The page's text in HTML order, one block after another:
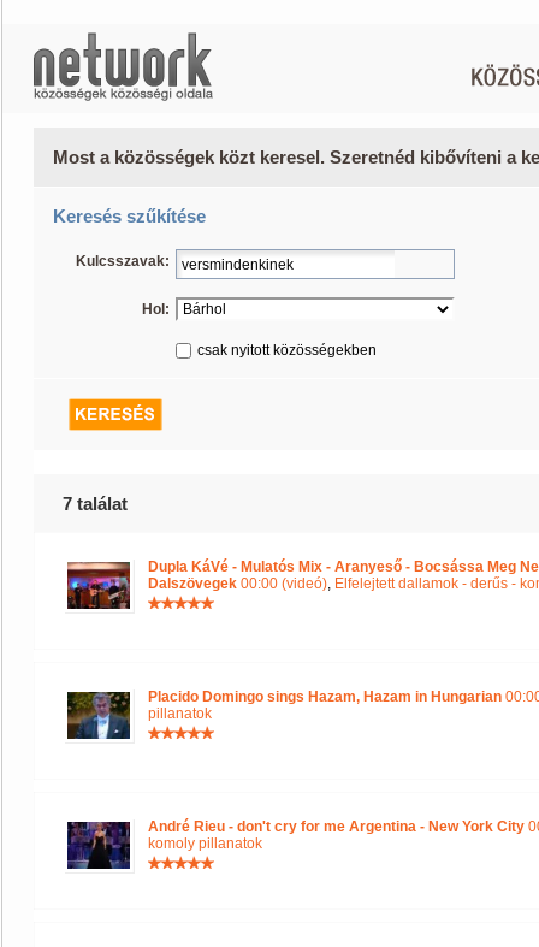
Most a közösségek közt keresel. Szeretnéd kibővíteni a
Keresés szűkítése
Kulcsszavak:
Hol:
csak nyitott közösségekben
7 találat
Dupla KáVé - Mulatós Mix - Aranyeső - Bocsássa Meg
Dalszövegek 00:00 (videó), Elfelejtett dallamok - derűs -
Placido Domingo sings Hazam, Hazam in Hungarian
pillanatok
André Rieu - don't cry for me Argentina - New York City
komoly pillanatok